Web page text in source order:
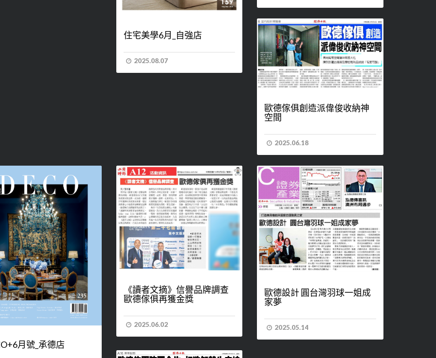
住宅美學6月_自強店
2025.08.07
歐德傢俱創造派偉俊收納神
空間
2025.06.18
月號_承德店
《讀者文摘》信譽品牌調查
歐德傢俱再獲金獎
2025.06.02
歐德設計 圓台灣羽球一姐成
家夢
2025.05.14